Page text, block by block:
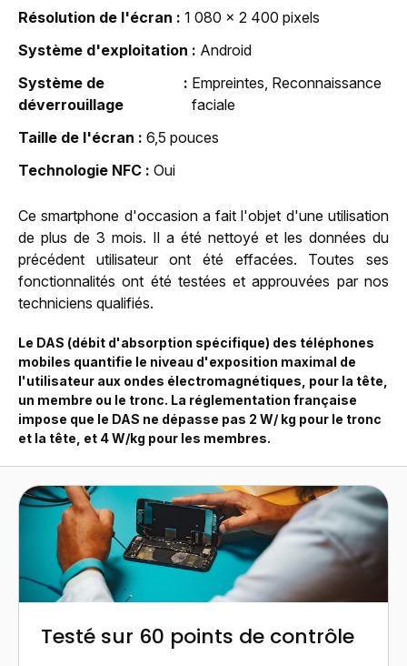
Résolution de l'écran
1 080 x 2 400 pixels
Système d'exploitation
Android
Système de
déverrouillage
Empreintes, Reconnaissance
faciale
Taille de l'écran
6,5 pouces
Technologie NFC
Oui
Ce smartphone d'occasion a fait l'objet d'une utilisation
de plus de 3 mois. Il a été nettoyé et les données du
précédent utilisateur ont été effacées. Toutes ses
fonctionnalités ont été testées et approuvées par nos
techniciens qualifiés.
Le DAS (débit d'absorption spécifique) des téléphones
mobiles quantifie le niveau d'exposition maximal de
l'utilisateur aux ondes électromagnétiques, pour la tête,
un membre ou le tronc. La réglementation française
impose que le DAS ne dépasse pas 2 W/ kg pour le tronc
et la tête, et 4 W/kg pour les membres.
Testé sur 60 points de contrôle